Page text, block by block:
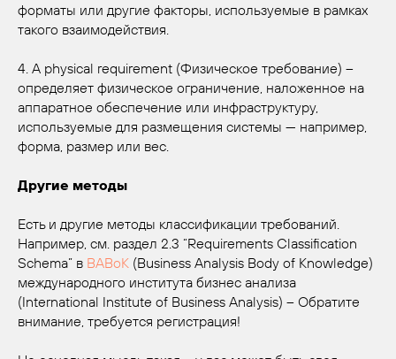
форматы или другие факторы, используемые в рамках
такого взаимодействия.
4. A physical requirement (Физическое требование) –
определяет физическое ограничение, наложенное на
аппаратное обеспечение или инфраструктуру,
используемые для размещения системы — например,
форма, размер или вес.
Другие методы
Есть и другие методы классификации требований.
Например, см. раздел 2.3 “Requirements Classification
Schema” в BABoK (Business Analysis Body of Knowledge)
международного института бизнес анализа
(International Institute of Business Analysis) – Обратите
внимание, требуется регистрация!